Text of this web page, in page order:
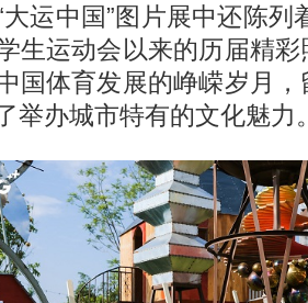
运中国”图片展中还陈
生运动会以来的历届精
国体育发展的峥嵘岁月
举办城市特有的文化魅力